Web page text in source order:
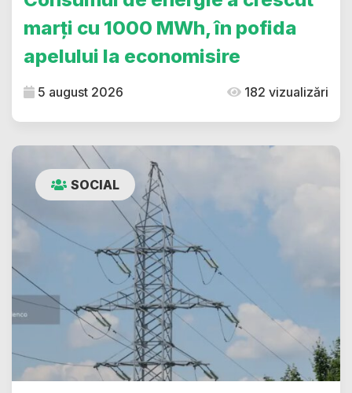
marți cu 1000 MWh, în pofida
apelului la economisire
5 august 2026 182 vizualizări
SOCIAL